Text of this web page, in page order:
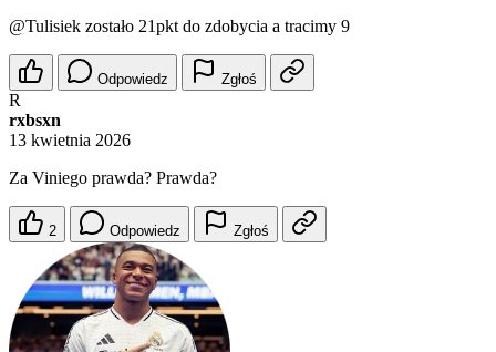
@Tulisiek zostało 21pkt do zdobycia a tracimy 9
Odpowiedz Zgłoś
R
rxbsxn
13 kwietnia 2026
Za Viniego prawda? Prawda?
2 Odpowiedz Zgłoś